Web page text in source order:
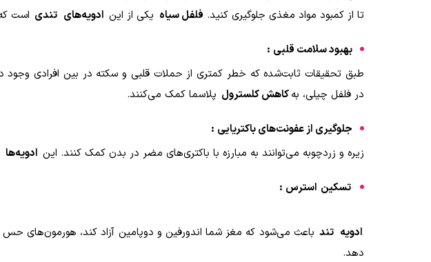
تا از کمبود مواد مغذی جلوگیری کنید. فلفل سیاه یکی از این ادویه‌های تندی است
بهبود سلامت قلبی :
طبق تحقیقات ثابت‌شده که خطر کمتری از حملات قلبی و سکته در بین افرادی وجود
در فلفل چیلی، بهکاهش کلسترول پلاسما کمک می‌کنند.
جلوگیری از عفونت‌های باکتریایی :
زیره و زردچوبه می‌توانند به مبارزه با باکتری‌های مضر در بدن کمک کنند. این ادویه‌ها
تسکین استرس :
ادویه تند باعث می‌شود که مغز شما اندورفین و دوپامین آزاد کند، هورمون‌های
دهد.